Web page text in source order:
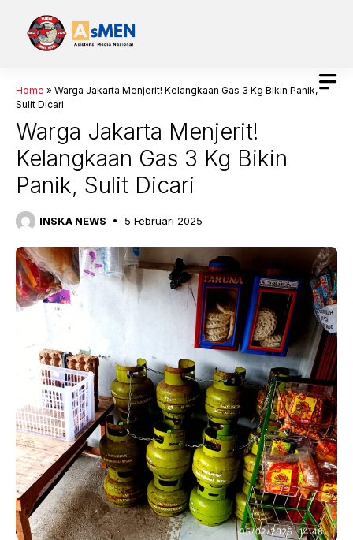
Home » Warga Jakarta Menjerit! Kelangkaan Gas 3 Kg Bikin Panik,
Sulit Dicari
Warga Jakarta Menjerit!
Kelangkaan Gas 3 Kg Bikin
Panik, Sulit Dicari
INSKA NEWS 5 Februari 2025